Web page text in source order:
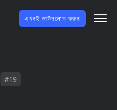
এখনই ডাউনলোড করুন
#19